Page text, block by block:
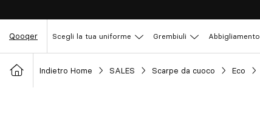
Qooqer Scegli la tua uniforme Grembiuli Abbigliamento
Indietro Home SALES Scarpe da cuoco Eco